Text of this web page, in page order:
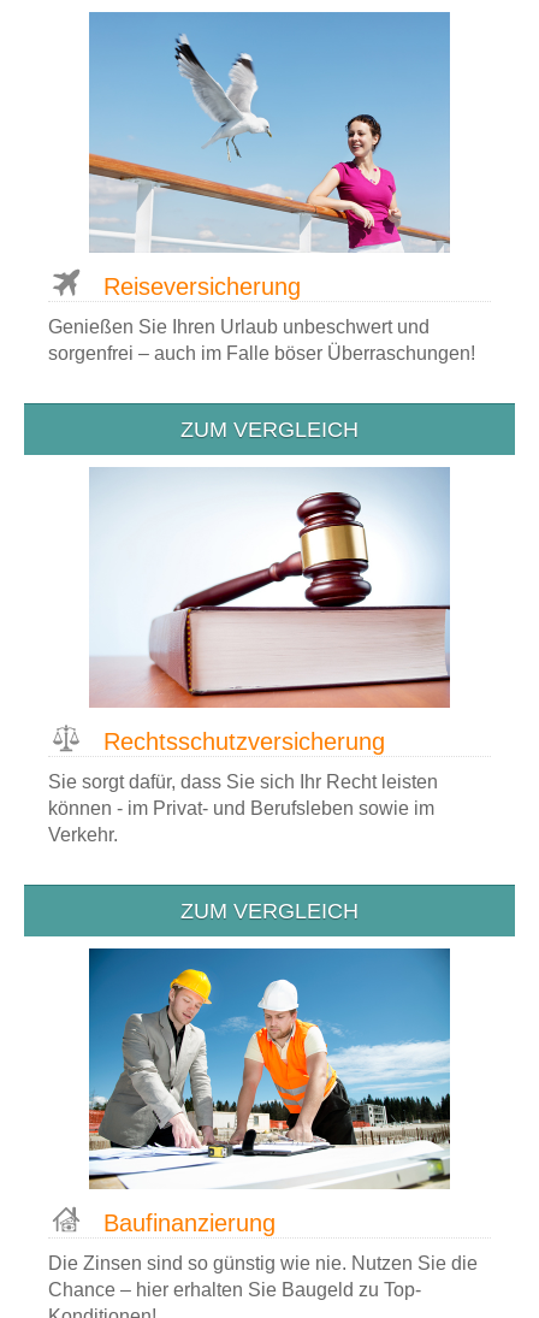
Reise­versicherung
Genießen Sie Ihren Urlaub unbeschwert und
sorgenfrei – auch im Falle böser Überraschungen!
ZUM VERGLEICH
Rechtsschutz­versicherung
Sie sorgt dafür, dass Sie sich Ihr Recht leisten
können - im Privat- und Berufsleben sowie im
Verkehr.
ZUM VERGLEICH
Bau­finanzierung
Die Zinsen sind so günstig wie nie. Nutzen Sie die
Chance – hier erhalten Sie Baugeld zu Top-